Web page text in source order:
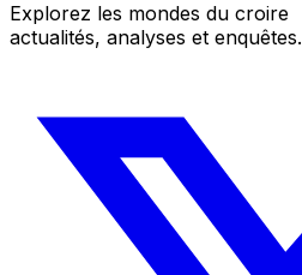
Explorez les mondes du croire
actualités, analyses et enquêtes.